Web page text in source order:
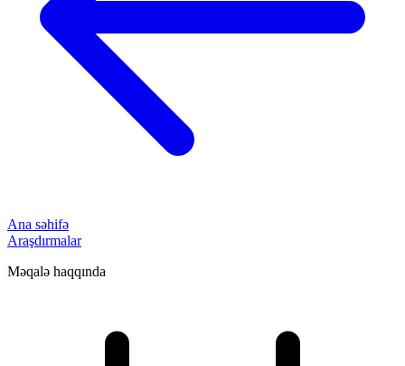
Ana səhifə
Araşdırmalar
Məqalə haqqında